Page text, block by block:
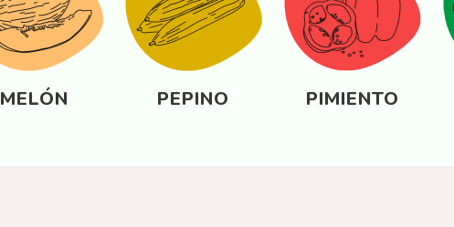
MELÓN PEPINO PIMIENTO